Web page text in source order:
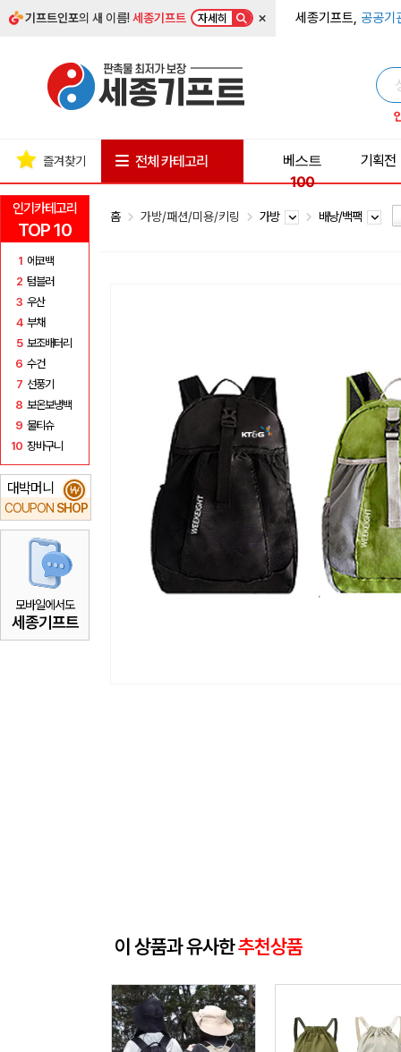
기프트인포의 새 이름!세종기프트 자세히 × 세종기프트, 공공기
인기카테고리
TOP 10
1 에코백
2 텀블러
3 우산
4 부채
5 보조배터리
6 수건
7 선풍기
8 보온보냉백
9 물티슈
10 장바구니
대박머니
COUPON SHOP
₩
모바일에서도
세종기프트
즐겨찾기 전체 카테고리
베스트
100
기획전
홈 가방/패션/미용/키링 가방 배낭/백팩
이 상품과 유사한추천상품